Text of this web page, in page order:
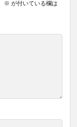
※ が付いている欄は